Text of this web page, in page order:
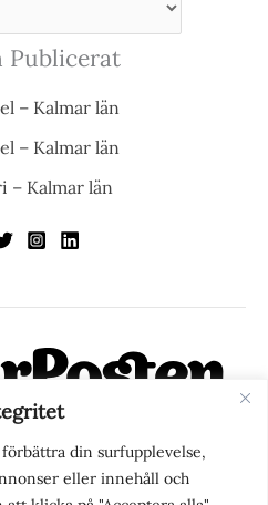
din surfupplevelse,
eller innehåll och
Publicerat
– Kalmar län
– Kalmar län
– Kalmar län
på nätet. Med
också med blick för det större
självklara kanal för nyheter,